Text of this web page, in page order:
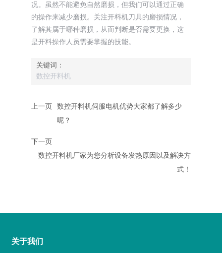
况。虽然不能避免自然磨损，但我们可以通过正确
的操作来减少磨损。关注开料机刀具的磨损情况，
了解其属于哪种磨损，从而判断是否需要更换，这
是开料操作人员需要掌握的技能。
关键词：
数控开料机
上一页
数控开料机伺服电机优势大家都了解多少
呢？
下一页
数控开料机厂家为您分析设备发热原因以及解决方
式！
关于我们